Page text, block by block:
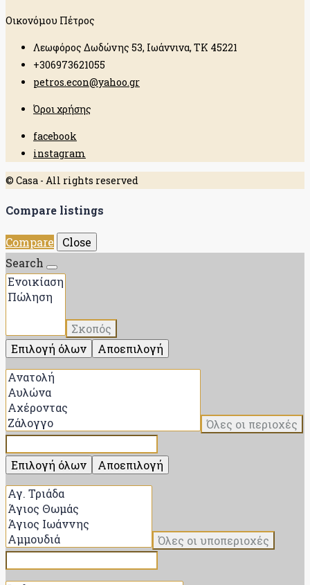
Οικονόμου Πέτρος
Λεωφόρος Δωδώνης 53, Ιωάννινα, ΤΚ 45221
+306973621055
petros.econ@yahoo.gr
Όροι χρήσης
facebook
instagram
© Casa - All rights reserved
Compare listings
Compare
Close
Search
Σκοπός
Επιλογή όλων
Αποεπιλογή
Όλες οι περιοχές
Επιλογή όλων Αποεπιλογή
Όλες οι υποπεριοχές